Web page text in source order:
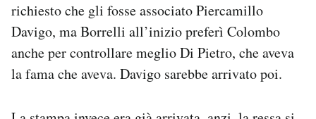
richiesto che gli fosse associato Piercamillo
Davigo, ma Borrelli all’inizio preferì Colombo
anche per controllare meglio Di Pietro, che aveva
la fama che aveva. Davigo sarebbe arrivato poi.